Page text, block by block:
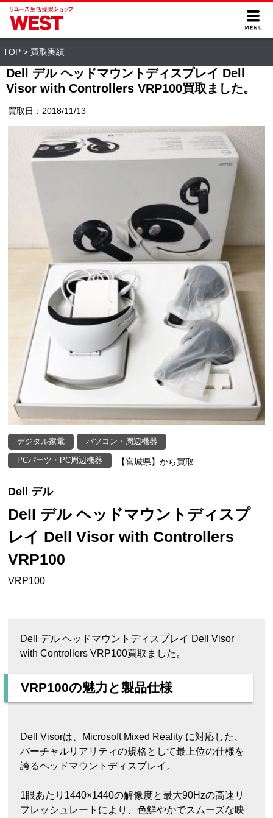
TOP > 買取実績
Dell デル ヘッドマウントディスプレイ Dell
Visor with Controllers VRP100買取ました。
買取日：2018/11/13
デジタル家電 パソコン・周辺機器
PCパーツ・PC周辺機器 【宮城県】から買取
Dell デル
Dell デル ヘッドマウントディスプ
レイ Dell Visor with Controllers
VRP100
VRP100
Dell デル ヘッドマウントディスプレイ Dell Visor
with Controllers VRP100買取ました。
VRP100の魅力と製品仕様
Dell Visorは、Microsoft Mixed Reality に対応した、
バーチャルリアリティの規格として最上位の仕様を
誇るヘッドマウントディスプレイ。
1眼あたり1440×1440の解像度と最大90Hzの高速リ
フレッシュレートにより、色鮮やかでスムーズな映